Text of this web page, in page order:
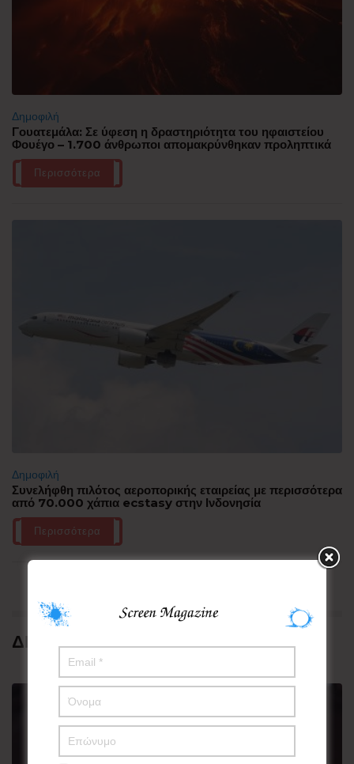
Δημοφιλή
Γουατεμάλα: Σε ύφεση η δραστηριότητα του ηφαιστείου
Φουέγο – 1.700 άνθρωποι απομακρύνθηκαν προληπτικά
Περισσότερα
Δημοφιλή
Συνελήφθη πιλότος αεροπορικής εταιρείας με περισσότερα
από 70.000 χάπια ecstasy στην Ινδονησία
Περισσότερα
ΔΗΜΟΦΙΛΗ